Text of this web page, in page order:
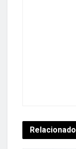
Relacionado